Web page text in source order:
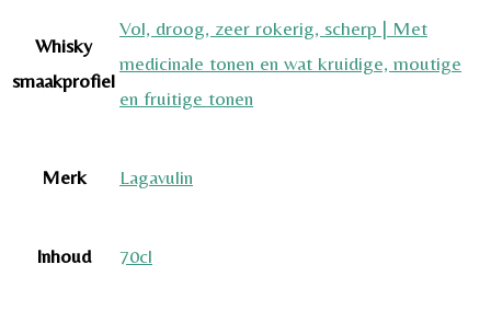
Whisky
smaakprofiel
Vol, droog, zeer rokerig, scherp | Met
medicinale tonen en wat kruidige, moutige
en fruitige tonen
Merk Lagavulin
Inhoud 70cl